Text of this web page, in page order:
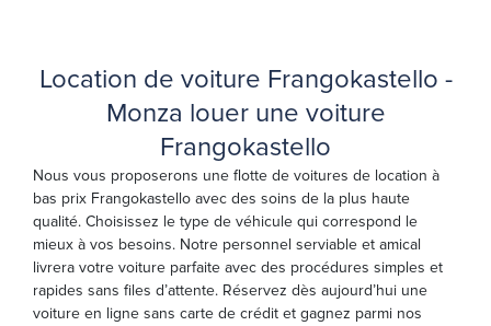
Location de voiture Frangokastello -
Monza louer une voiture
Frangokastello
Nous vous proposerons une flotte de voitures de location à
bas prix Frangokastello avec des soins de la plus haute
qualité. Choisissez le type de véhicule qui correspond le
mieux à vos besoins. Notre personnel serviable et amical
livrera votre voiture parfaite avec des procédures simples et
rapides sans files d’attente. Réservez dès aujourd’hui une
voiture en ligne sans carte de crédit et gagnez parmi nos